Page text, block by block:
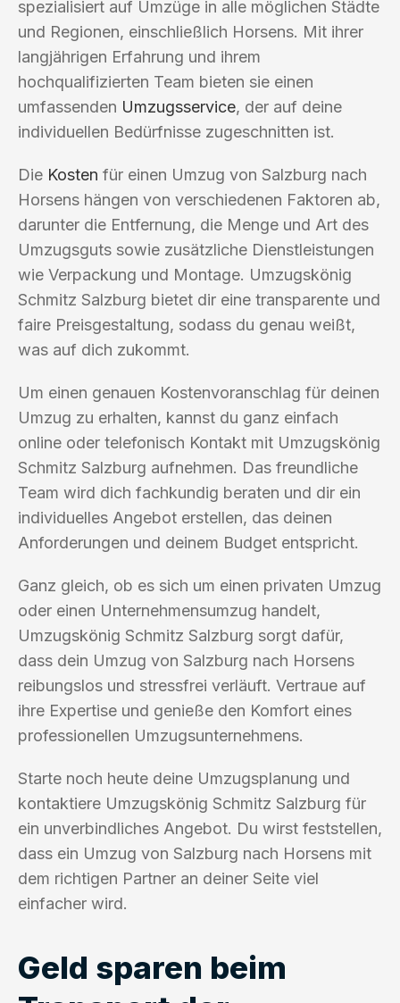
spezialisiert auf Umzüge in alle möglichen Städte
und Regionen, einschließlich Horsens. Mit ihrer
langjährigen Erfahrung und ihrem
hochqualifizierten Team bieten sie einen
umfassenden Umzugsservice, der auf deine
individuellen Bedürfnisse zugeschnitten ist.
Die Kosten für einen Umzug von Salzburg nach
Horsens hängen von verschiedenen Faktoren ab,
darunter die Entfernung, die Menge und Art des
Umzugsguts sowie zusätzliche Dienstleistungen
wie Verpackung und Montage. Umzugskönig
Schmitz Salzburg bietet dir eine transparente und
faire Preisgestaltung, sodass du genau weißt,
was auf dich zukommt.
Um einen genauen Kostenvoranschlag für deinen
Umzug zu erhalten, kannst du ganz einfach
online oder telefonisch Kontakt mit Umzugskönig
Schmitz Salzburg aufnehmen. Das freundliche
Team wird dich fachkundig beraten und dir ein
individuelles Angebot erstellen, das deinen
Anforderungen und deinem Budget entspricht.
Ganz gleich, ob es sich um einen privaten Umzug
oder einen Unternehmensumzug handelt,
Umzugskönig Schmitz Salzburg sorgt dafür,
dass dein Umzug von Salzburg nach Horsens
reibungslos und stressfrei verläuft. Vertraue auf
ihre Expertise und genieße den Komfort eines
professionellen Umzugsunternehmens.
Starte noch heute deine Umzugsplanung und
kontaktiere Umzugskönig Schmitz Salzburg für
ein unverbindliches Angebot. Du wirst feststellen,
dass ein Umzug von Salzburg nach Horsens mit
dem richtigen Partner an deiner Seite viel
einfacher wird.
Geld sparen beim